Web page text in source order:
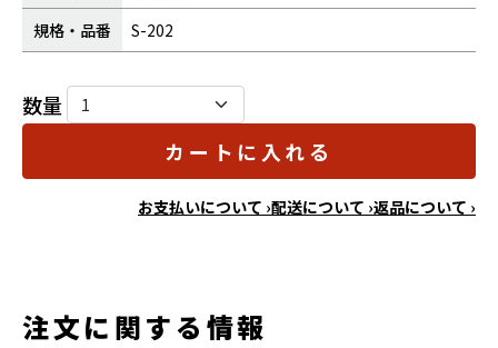
規格・品番
S-202
数量
カートに入れる
お支払いについて ›配送について ›返品について ›
注文に関する情報